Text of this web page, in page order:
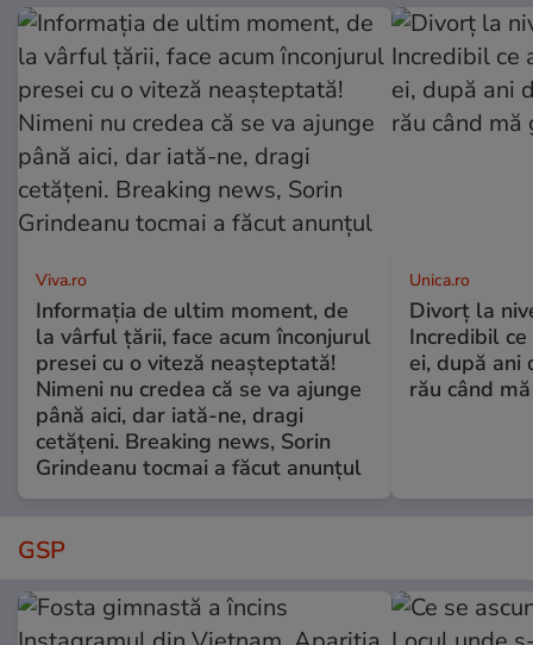
Viva.ro
Informația de ultim moment, de
la vârful țării, face acum înconjurul
presei cu o viteză neașteptată!
Nimeni nu credea că se va ajunge
până aici, dar iată-ne, dragi
cetățeni. Breaking news, Sorin
Grindeanu tocmai a făcut anunțul
Unica.ro
Divorț la
Incredibil
ei, după ani
rău când
GSP